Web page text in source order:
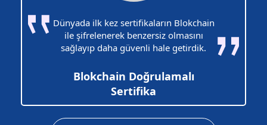
Dünyada ilk kez sertifikaların Blokchain
ile şifrelenerek benzersiz olmasını
sağlayıp daha güvenli hale getirdik.
Blokchain Doğrulamalı
Sertifika